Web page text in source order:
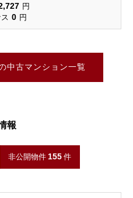
円
0 円
中古マンション一覧
報
非公開物件 155 件